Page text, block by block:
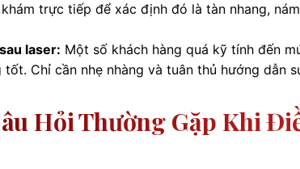
trực tiếp để xác định đó là tàn nhang,
laser: Một số khách hàng quá kỹ tính đến
tốt. Chỉ cần nhẹ nhàng và tuân thủ hướng dẫn
Hỏi Thường Gặp Khi